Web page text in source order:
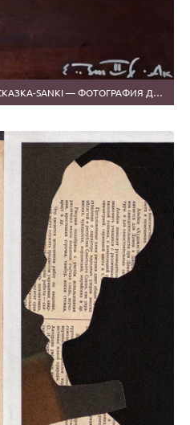
АРХИВ. ВАЛЕНТИН САМАРИН «СКАЗКА-SANKI — ФОТОГРАФИЯ ДУШИ ЧЕЛОВЕКА»